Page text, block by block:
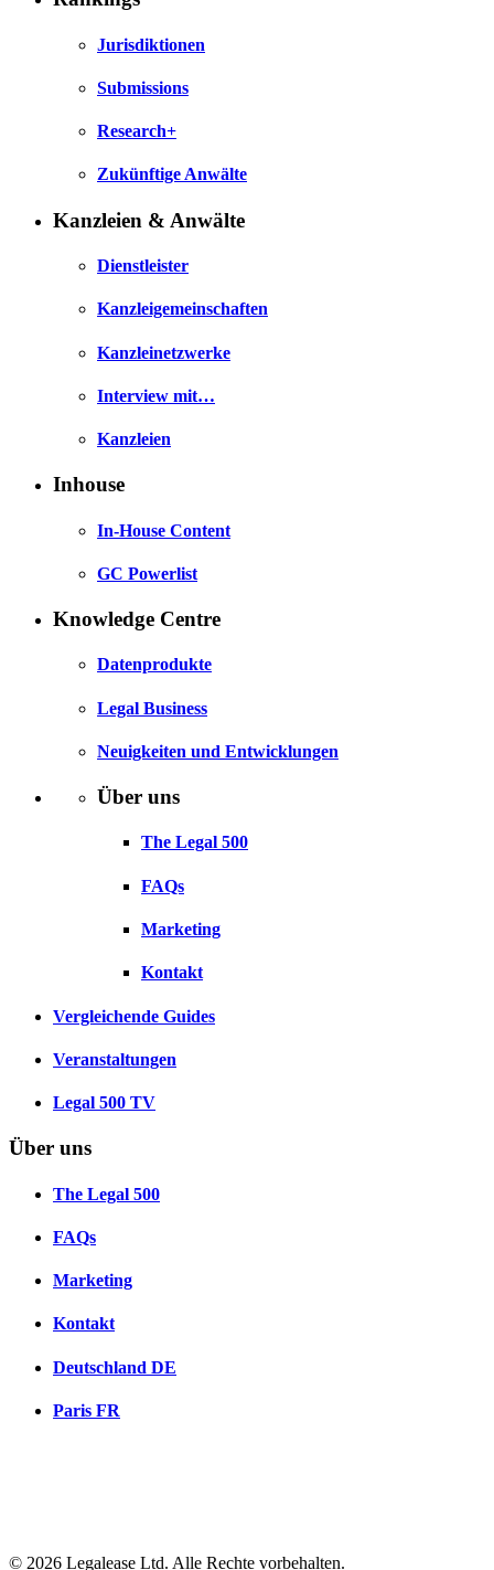
Jurisdiktionen
Submissions
Research+
Zukünftige Anwälte
Kanzleien & Anwälte
Dienstleister
Kanzleigemeinschaften
Kanzleinetzwerke
Interview mit…
Kanzleien
Inhouse
In-House Content
GC Powerlist
Knowledge Centre
Datenprodukte
Legal Business
Neuigkeiten und Entwicklungen
Über uns
The Legal 500
FAQs
Marketing
Kontakt
Vergleichende Guides
Veranstaltungen
Legal 500 TV
Über uns
The Legal 500
FAQs
Marketing
Kontakt
Deutschland DE
Paris FR
© 2026 Legalease Ltd. Alle Rechte vorbehalten.